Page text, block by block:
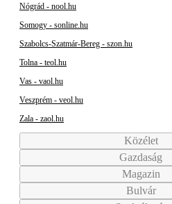
Nógrád - nool.hu
Somogy - sonline.hu
Szabolcs-Szatmár-Bereg - szon.hu
Tolna - teol.hu
Vas - vaol.hu
Veszprém - veol.hu
Zala - zaol.hu
Közélet
Gazdaság
Magazin
Bulvár